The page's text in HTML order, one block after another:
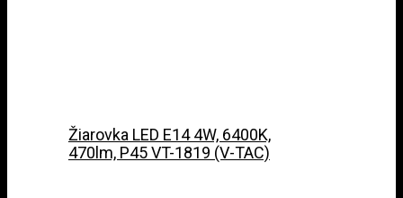
Žiarovka LED E14 4W, 6400K,
470lm, P45 VT-1819 (V-TAC)